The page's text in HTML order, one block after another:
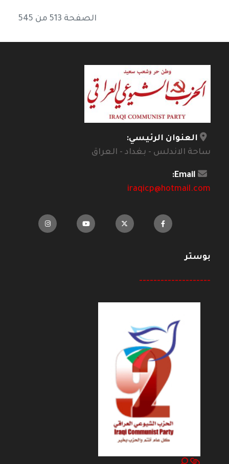
الصفحة 513 من 545
العنوان الرئيسي:
ساحة الاندلس - بغداد - العراق
Email:
iraqicp@hotmail.com
بوستر
--------------------